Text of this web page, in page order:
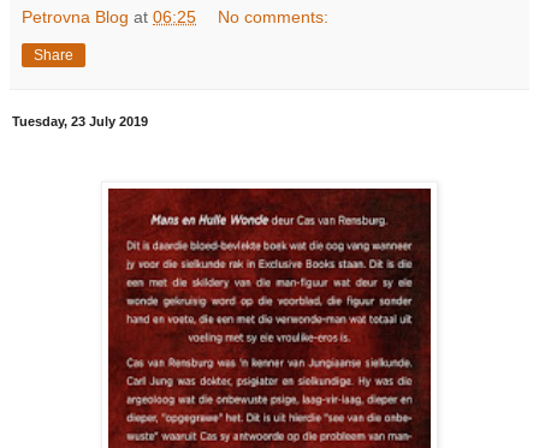
Petrovna Blog at 06:25 No comments:
Share
Tuesday, 23 July 2019